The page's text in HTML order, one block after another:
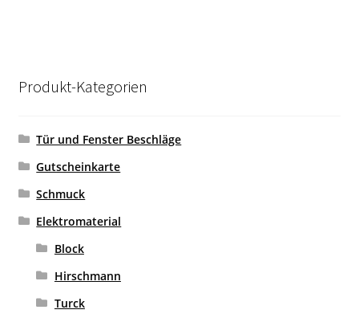
Produkt-Kategorien
Tür und Fenster Beschläge
Gutscheinkarte
Schmuck
Elektromaterial
Block
Hirschmann
Turck